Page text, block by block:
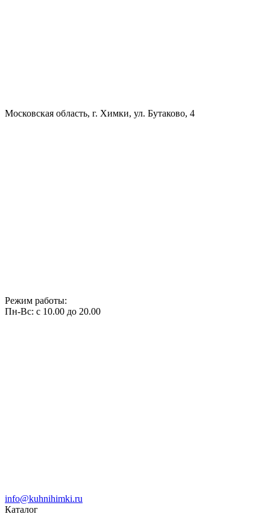
Московская область, г. Химки, ул. Бутаково, 4
Режим работы:
Пн-Вс: с 10.00 до 20.00
info@kuhnihimki.ru
Каталог